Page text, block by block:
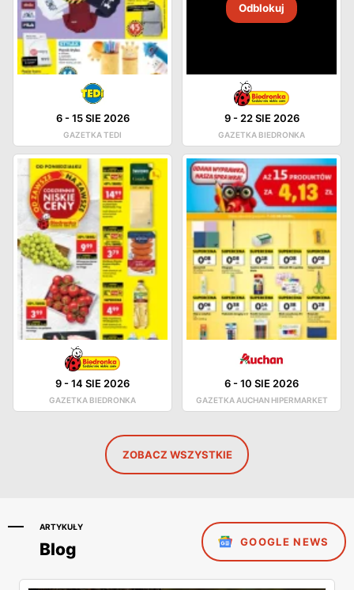
6-15 SIE 2026
GAZETKA TEDI
Odblokuj
9- 22 SIE 2026
GAZETKA BIEDRONKA
9-14 SIE 2026
GAZETKA BIEDRONKA
6-10 SIE 2026
GAZETKA AUCHAN HIPERMARKET
ZOBACZ WSZYSTKIE
ARTYKUŁY
Blog GOOGLE NEWS